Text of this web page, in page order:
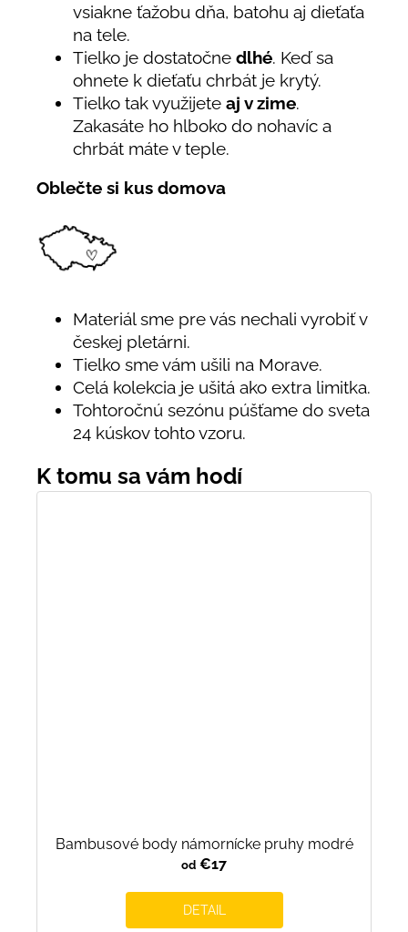
vsiakne ťažobu dňa, batohu aj dieťaťa
na tele.
Tielko je dostatočne dlhé. Keď sa
ohnete k dieťaťu chrbát je krytý.
Tielko tak využijete aj v zime.
Zakasáte ho hlboko do nohavíc a
chrbát máte v teple.
Oblečte si kus domova
Materiál sme pre vás nechali vyrobiť v
českej pletárni.
Tielko sme vám ušili na Morave.
Celá kolekcia je ušitá ako extra limitka.
Tohtoročnú sezónu púšťame do sveta
24 kúskov tohto vzoru.
Bambusové body námornícke pruhy modré
od €17
DETAIL